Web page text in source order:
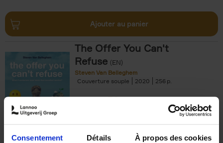
Consentement Détails À propos des cookies
Ajouter au panier
The Offer You Can't
Refuse (EN)
Steven Van Belleghem
Couverture souple
2020 256
€37,50